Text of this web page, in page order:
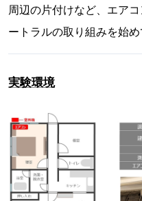
周辺の片付けなど、エア
ートラルの取り組みを始
実験環境